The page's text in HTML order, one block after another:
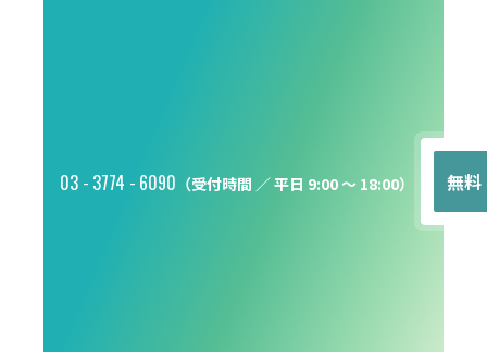
03 - 3774 - 6090 （受付時間 ／ 平日 9:00 ～ 18:00） 無料